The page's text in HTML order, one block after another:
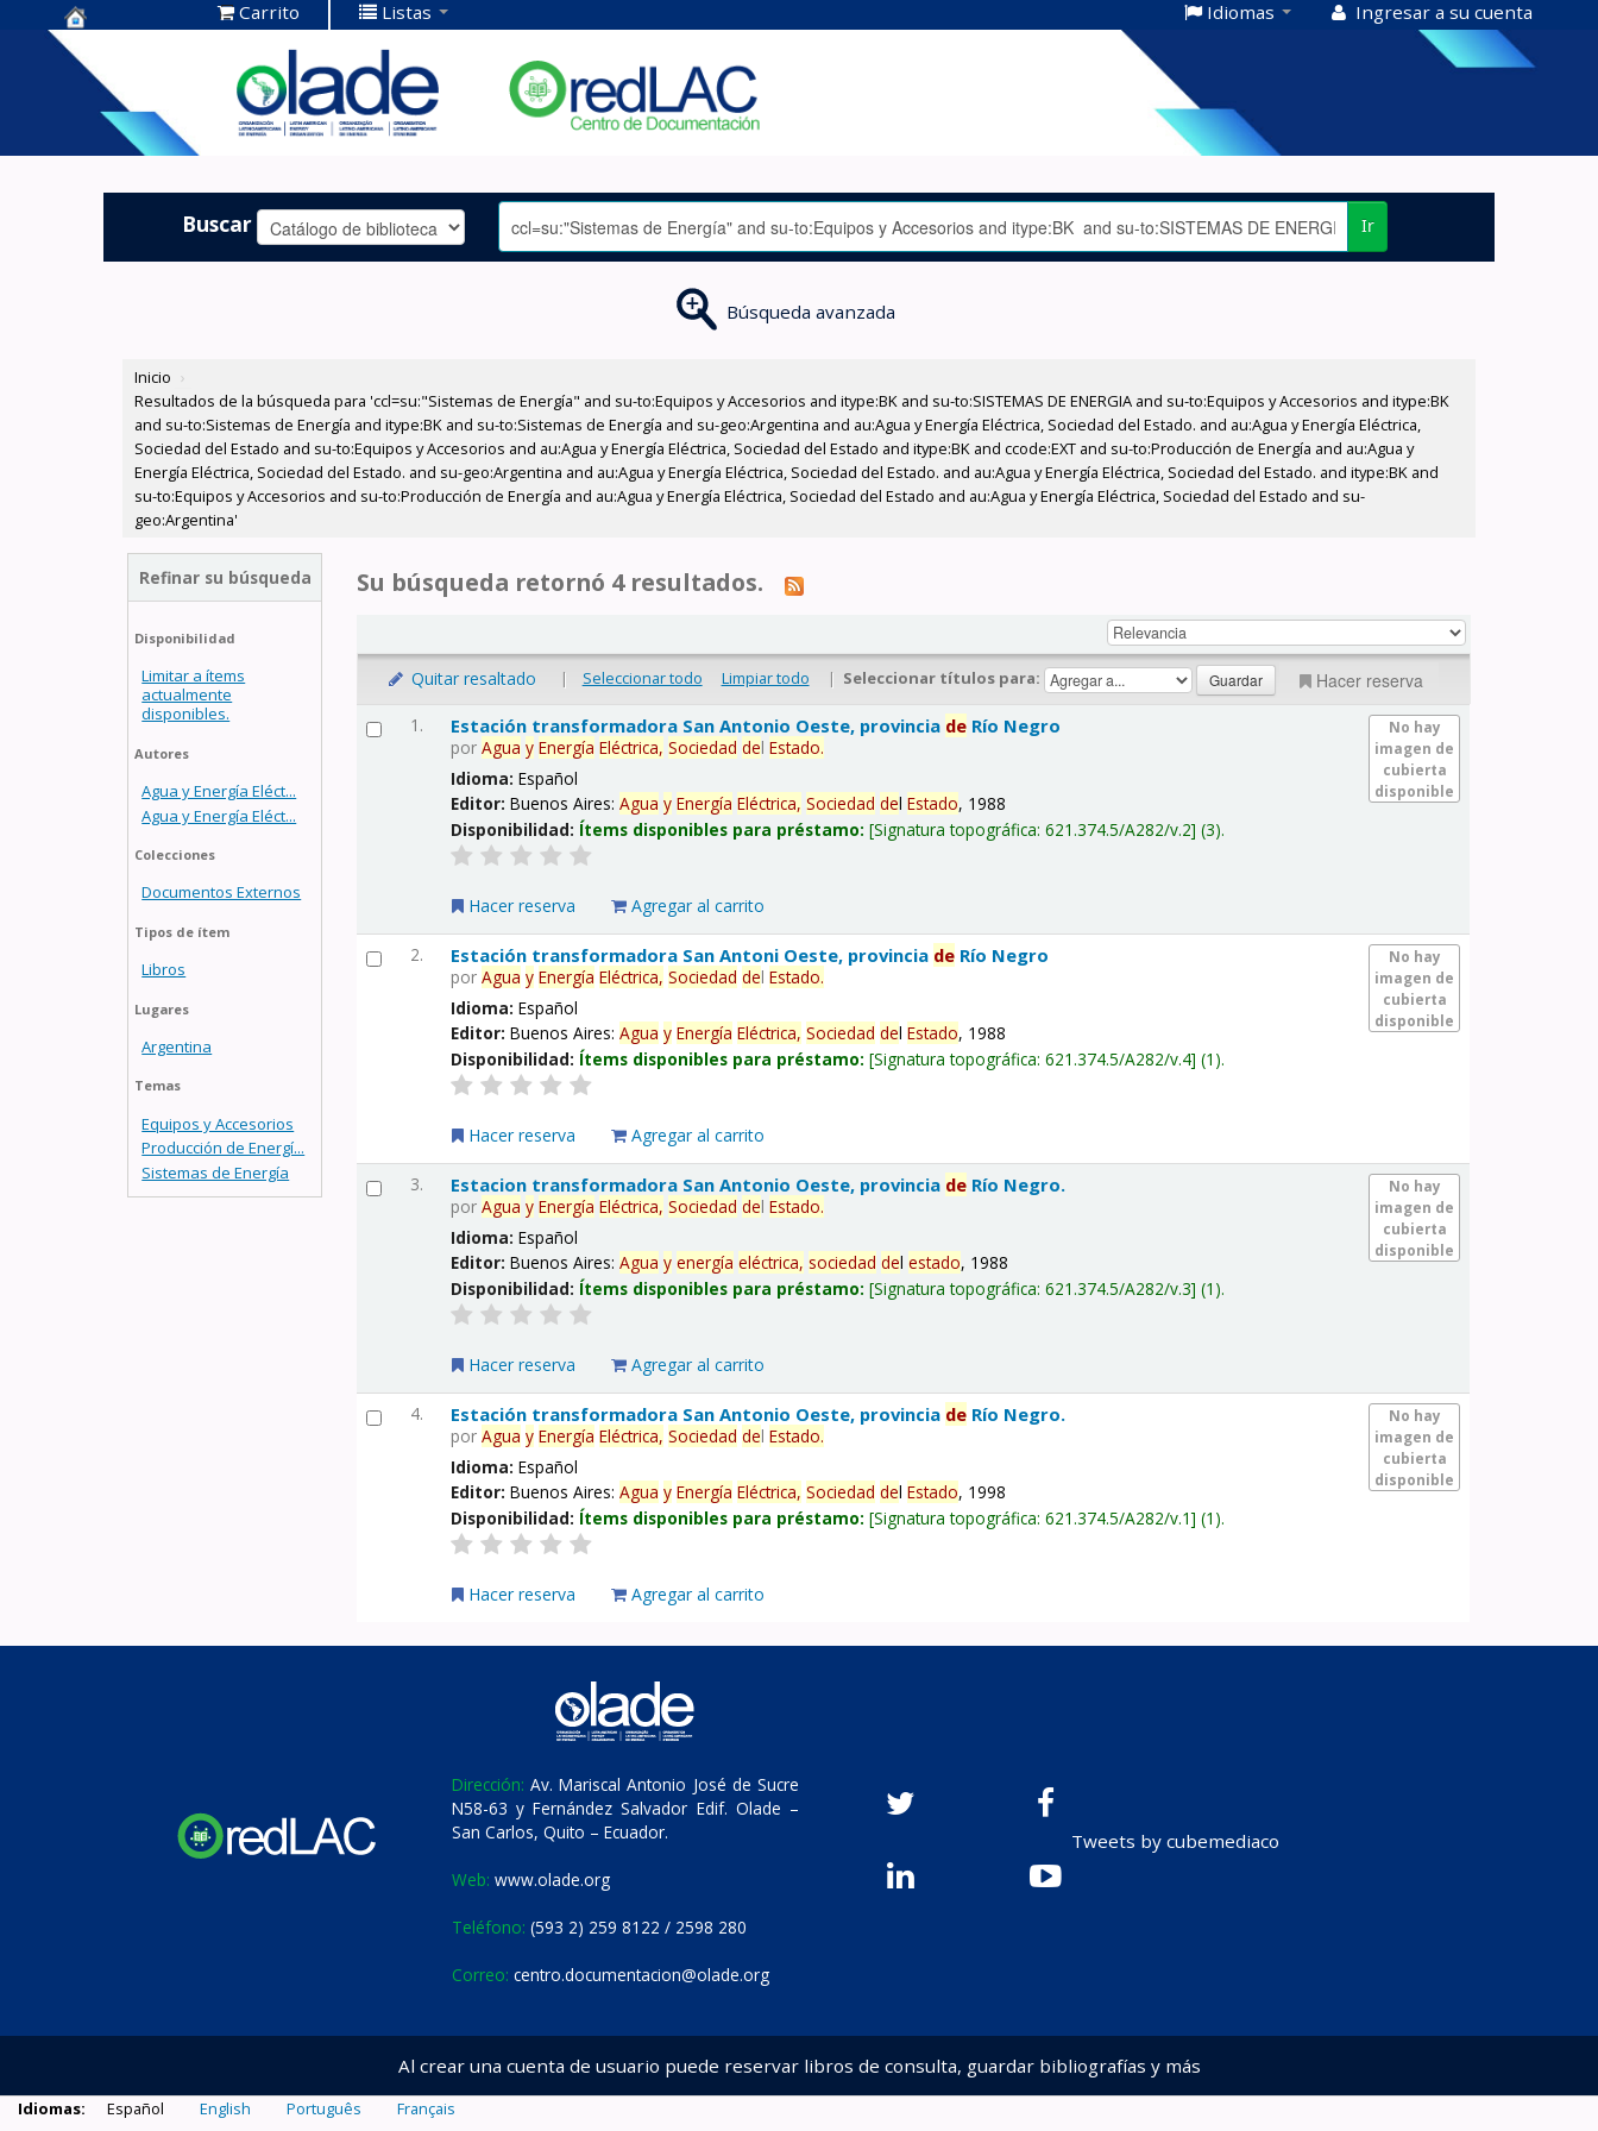
Centro de
Documentación
OLADE -
Carrito Listas Idiomas Ingresar a su cuenta
Buscar Ir
Búsqueda avanzada
Inicio ›
Resultados de la búsqueda para 'ccl=su:"Sistemas de Energía" and su-to:Equipos y Accesorios and itype:BK and su-to:SISTEMAS DE ENERGIA and su-to:Equipos y Accesorios and itype:BK
and su-to:Sistemas de Energía and itype:BK and su-to:Sistemas de Energía and su-geo:Argentina and au:Agua y Energía Eléctrica, Sociedad del Estado. and au:Agua y Energía Eléctrica,
Sociedad del Estado and su-to:Equipos y Accesorios and au:Agua y Energía Eléctrica, Sociedad del Estado and itype:BK and ccode:EXT and su-to:Producción de Energía and au:Agua y
Energía Eléctrica, Sociedad del Estado. and su-geo:Argentina and au:Agua y Energía Eléctrica, Sociedad del Estado. and au:Agua y Energía Eléctrica, Sociedad del Estado. and itype:BK and
su-to:Equipos y Accesorios and su-to:Producción de Energía and au:Agua y Energía Eléctrica, Sociedad del Estado and au:Agua y Energía Eléctrica, Sociedad del Estado and su-
geo:Argentina'
Refinar su búsqueda
Disponibilidad
Limitar a ítems
actualmente
disponibles.
Autores
Agua y Energía Eléct...
Agua y Energía Eléct...
Colecciones
Documentos Externos
Tipos de ítem
Libros
Lugares
Argentina
Temas
Equipos y Accesorios
Producción de Energí...
Sistemas de Energía
Su búsqueda retornó 4 resultados.
Quitar resaltado | Seleccionar todo Limpiar todo | Seleccionar títulos para: Hacer reserva
1.
No hay
imagen de
cubierta
disponible
Estación transformadora San Antonio Oeste, provincia de Río Negro
porAgua y Energía Eléctrica, Sociedad delEstado.
Idioma:Español
Editor:Buenos Aires:Agua y Energía Eléctrica, Sociedad delEstado, 1988
Disponibilidad: Ítems disponibles para préstamo: Signatura topográfica:621.374.5/A282/v.2 (3).
Hacer reserva Agregar al carrito
2.
No hay
imagen de
cubierta
disponible
Estación transformadora San Antoni Oeste, provincia de Río Negro
porAgua y Energía Eléctrica, Sociedad delEstado.
Idioma:Español
Editor:Buenos Aires:Agua y Energía Eléctrica, Sociedad delEstado, 1988
Disponibilidad: Ítems disponibles para préstamo: Signatura topográfica:621.374.5/A282/v.4 (1).
Hacer reserva Agregar al carrito
3.
No hay
imagen de
cubierta
disponible
Estacion transformadora San Antonio Oeste, provincia de Río Negro.
porAgua y Energía Eléctrica, Sociedad delEstado.
Idioma:Español
Editor:Buenos Aires:Agua y energía eléctrica, sociedad delestado, 1988
Disponibilidad: Ítems disponibles para préstamo: Signatura topográfica:621.374.5/A282/v.3 (1).
Hacer reserva Agregar al carrito
4.
No hay
imagen de
cubierta
disponible
Estación transformadora San Antonio Oeste, provincia de Río Negro.
porAgua y Energía Eléctrica, Sociedad delEstado.
Idioma:Español
Editor:Buenos Aires:Agua y Energía Eléctrica, Sociedad delEstado, 1998
Disponibilidad: Ítems disponibles para préstamo: Signatura topográfica:621.374.5/A282/v.1 (1).
Hacer reserva Agregar al carrito
Dirección: Av. Mariscal Antonio José de Sucre
N58-63 y Fernández Salvador Edif. Olade –
San Carlos, Quito – Ecuador.
Web: www.olade.org
Teléfono: (593 2) 259 8122 / 2598 280
Correo: centro.documentacion@olade.org
Tweets by cubemediaco
Al crear una cuenta de usuario puede reservar libros de consulta, guardar bibliografías y más
Idiomas: Español English Português Français